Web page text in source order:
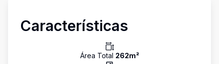
Características
Área Total 262m²